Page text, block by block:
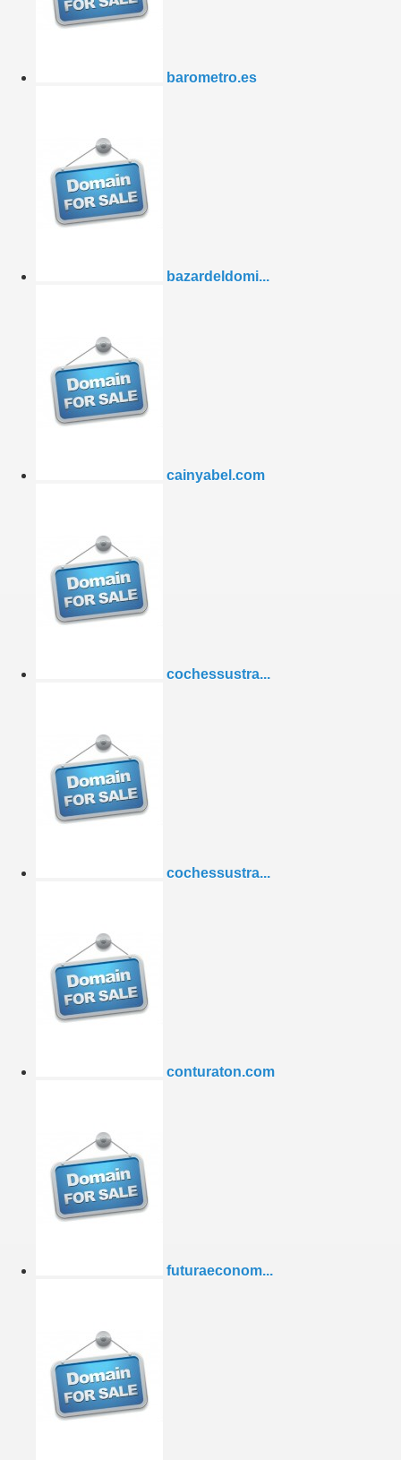
barometro.es
bazardeldomi...
cainyabel.com
cochessustra...
cochessustra...
conturaton.com
futuraeconom...